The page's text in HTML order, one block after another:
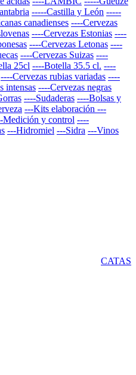
-----Castilla y León -----
canadienses ----Cervezas
----Cervezas Estonias ----
----Cervezas Letonas ----
----Cervezas Suizas ----
25cl ----Botella 35.5 cl. ----
----Cervezas rubias variadas ----
intensas ----Cervezas negras
----Sudaderas ----Bolsas y
---Kits elaboración ---
Medición y control ----
---Hidromiel ---Sidra ---Vinos
CATAS